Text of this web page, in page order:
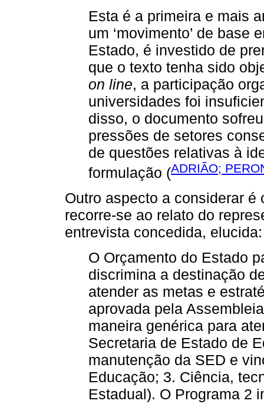
Esta é a primeira e mais
um ‘movimento’ de base
Estado, é investido de
que o texto tenha sido
on line, a participação
universidades foi
disso, o documento
pressões de setores
de questões relativas à
formulação (ADRIÃO;
Outro aspecto a considerar
recorre-se ao relato do
entrevista concedida, elucida:
O Orçamento do Estado
discrimina a destinação
atender as metas e
aprovada pela
maneira genérica para
Secretaria de Estado de
manutenção da SED e
Educação; 3. Ciência,
Estadual). O Programa 2